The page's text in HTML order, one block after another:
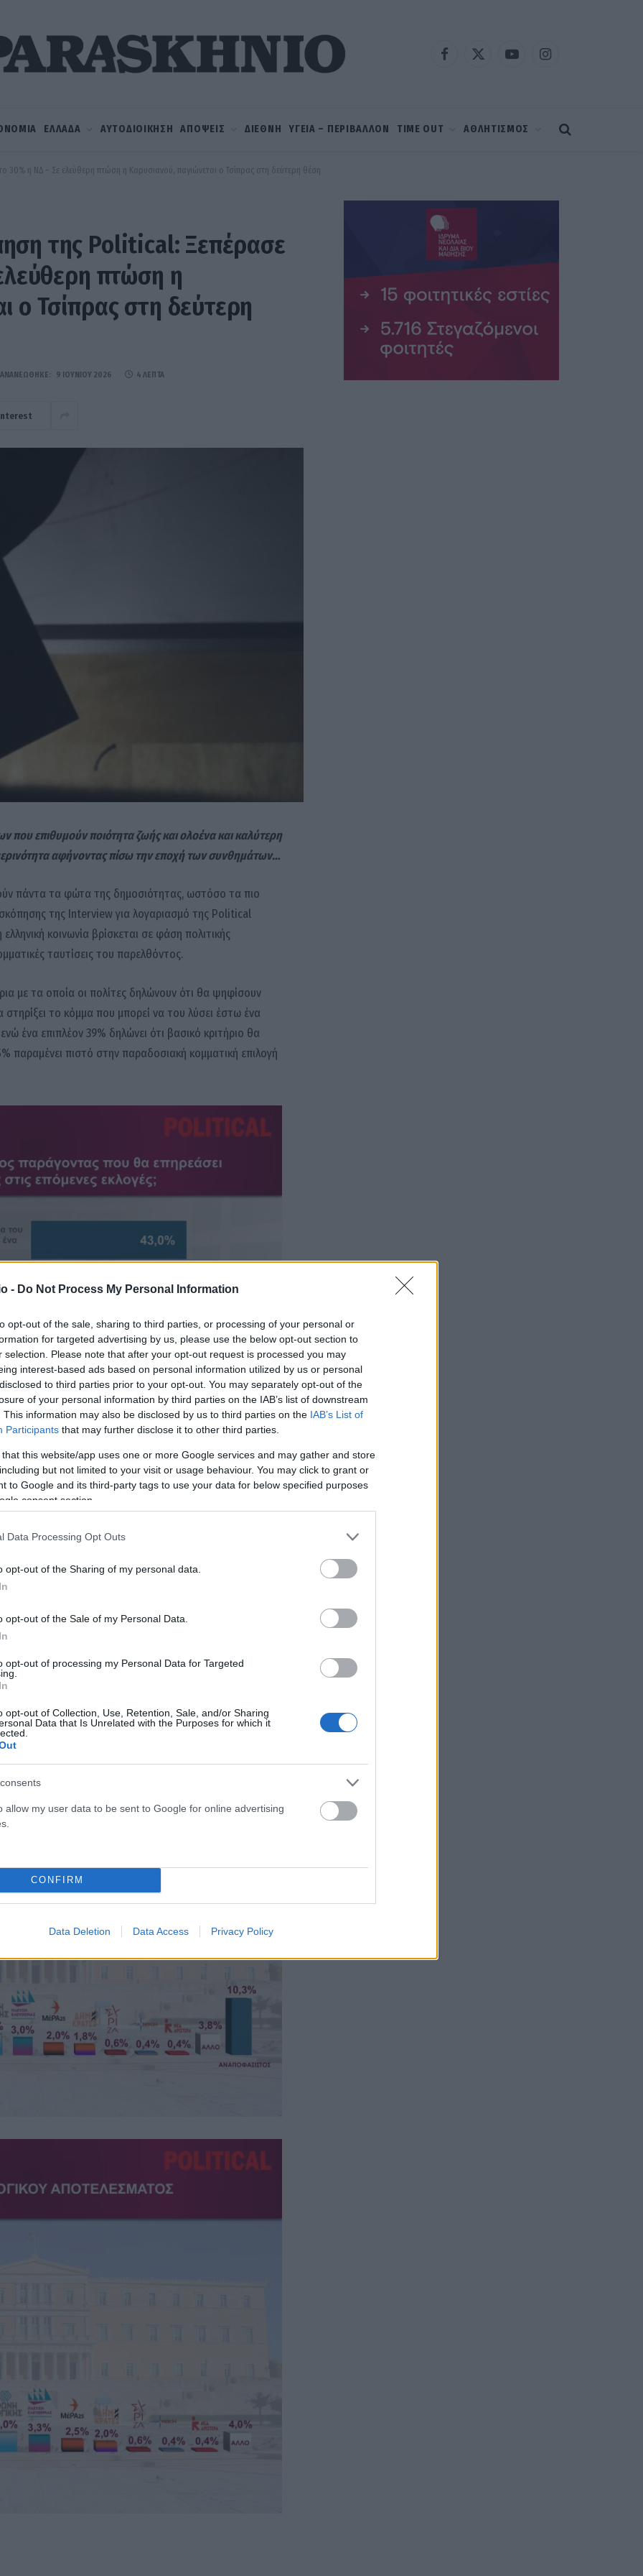
- Do Not Process My Personal Information
opt-out of the sale, sharing to third parties, or processing of your personal or
for targeted advertising by us, please use the below opt-out section to
selection. Please note that after your opt-out request is processed you may
interest-based ads based on personal information utilized by us or personal
to third parties prior to your opt-out. You may separately opt-out of the
of your personal information by third parties on the IAB’s list of downstream
This information may also be disclosed by us to third parties on the IAB’s List of
Participants that may further disclose it to other third parties.
that this website/app uses one or more Google services and may gather and store
but not limited to your visit or usage behaviour. You may click to grant or
to Google and its third-party tags to use your data for below specified purposes
consent section.
Data Processing Opt Outs
opt-out of the Sharing of my personal data.
opt-out of the Sale of my Personal Data.
opt-out of processing my Personal Data for Targeted
opt-out of Collection, Use, Retention, Sale, and/or Sharing
Data that Is Unrelated with the Purposes for which it
allow my user data to be sent to Google for online advertising
CONFIRM
Data Deletion Data Access Privacy Policy
Facebook
X
YouTubeInstagram
ΕΛΛΑΔΑ ΑΥΤΟΔΙΟΙΚΗΣΗ ΑΠΟΨΕΙΣ ΔΙΕΘΝΗ ΥΓΕΙΑ – ΠΕΡΙΒΑΛΛΟΝ TIME OUT ΑΘΛΗΤΙΣΜΟΣ
30% η ΝΔ – Σε ελεύθερη πτώση η Καρυσιανού, παγιώνεται ο Τσίπρας στη δεύτερη θέση
της Political: Ξεπέρασε
πτώση η
ο Τσίπρας στη δεύτερη
ΑΝΑΝΕΏΘΗΚΕ: 9 ΙΟΥΝΊΟΥ 2026 4 ΛΕΠΤΆ
που επιθυμούν ποιότητα ζωής και ολοένα και καλύτερη
αφήνοντας πίσω την εποχή των συνθημάτων…
πάντα τα φώτα της δημοσιότητας, ωστόσο τα πιο
της Interview για λογαριασμό της Political
κοινωνία βρίσκεται σε φάση πολιτικής
ταυτίσεις του παρελθόντος.
με τα οποία οι πολίτες δηλώνουν ότι θα ψηφίσουν
το κόμμα που μπορεί να του λύσει έστω ένα
ένα επιπλέον 39% δηλώνει ότι βασικό κριτήριο θα
παραμένει πιστό στην παραδοσιακή κομματική επιλογή
περισσότερο απαιτητικοί, περισσότερο πραγματιστές
παραδόσεις. Αναζητούν αποτελέσματα και όχι
η πρώτη ουσιαστική πολιτική ανατροπή της έρευνας.
να καταλαμβάνει τη δεύτερη θέση, ξεπερνώντας
εκτίμηση εκλογικού αποτελέσματος.
28,3%, η ΕΛΑΣ του Αλέξη Τσίπρα 14,6% και το
τα ποσοστά διαμορφώνονται στο 31,2%, 16% και